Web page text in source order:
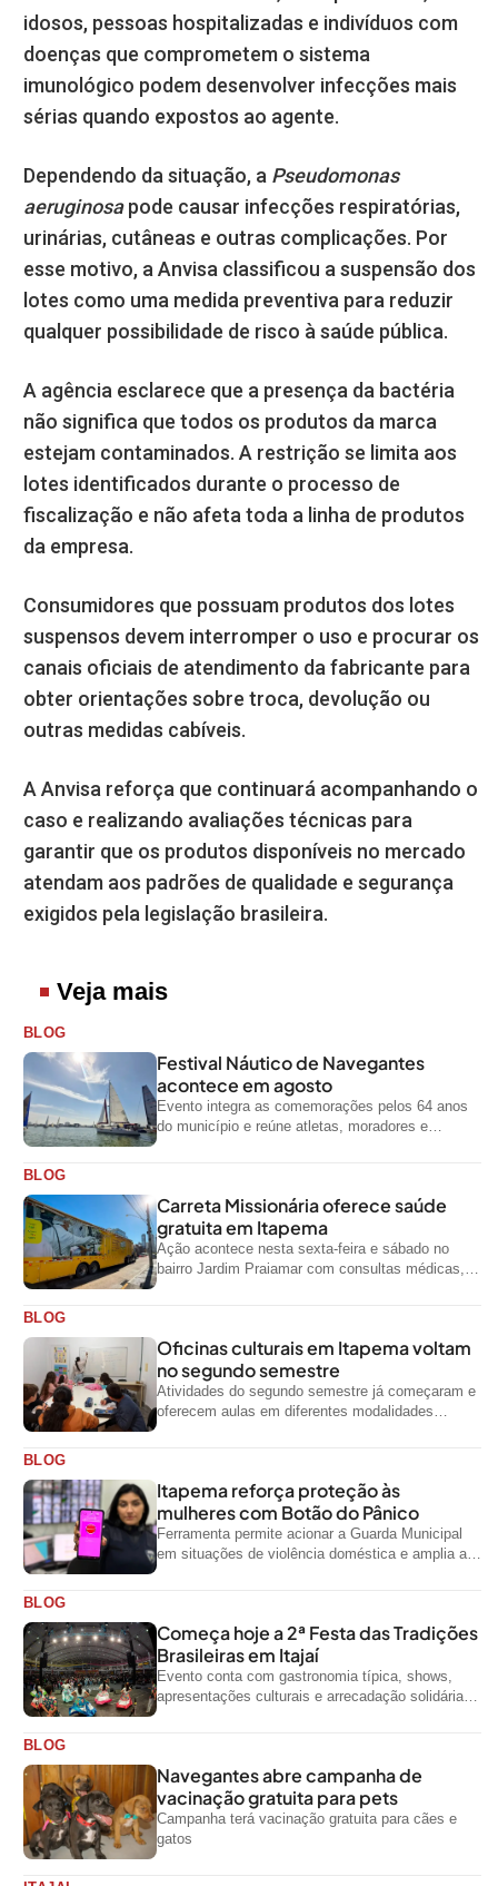
idosos, pessoas hospitalizadas e indivíduos com
doenças que comprometem o sistema
imunológico podem desenvolver infecções mais
sérias quando expostos ao agente.
Dependendo da situação, a Pseudomonas
aeruginosapode causar infecções respiratórias,
urinárias, cutâneas e outras complicações. Por
esse motivo, a Anvisa classificou a suspensão dos
lotes como uma medida preventiva para reduzir
qualquer possibilidade de risco à saúde pública.
A agência esclarece que a presença da bactéria
não significa que todos os produtos da marca
estejam contaminados. A restrição se limita aos
lotes identificados durante o processo de
fiscalização e não afeta toda a linha de produtos
da empresa.
Consumidores que possuam produtos dos lotes
suspensos devem interromper o uso e procurar os
canais oficiais de atendimento da fabricante para
obter orientações sobre troca, devolução ou
outras medidas cabíveis.
A Anvisa reforça que continuará acompanhando o
caso e realizando avaliações técnicas para
garantir que os produtos disponíveis no mercado
atendam aos padrões de qualidade e segurança
exigidos pela legislação brasileira.
Veja mais
BLOG
Festival Náutico de Navegantes
acontece em agosto
Evento integra as comemorações pelos 64 anos
do município e reúne atletas, moradores e
BLOG
Carreta Missionária oferece saúde
gratuita em Itapema
Ação acontece nesta sexta-feira e sábado no
bairro Jardim Praiamar com consultas médicas,
BLOG
Oficinas culturais em Itapema voltam
no segundo semestre
Atividades do segundo semestre já começaram e
oferecem aulas em diferentes modalidades
BLOG
Itapema reforça proteção às
mulheres com Botão do Pânico
Ferramenta permite acionar a Guarda Municipal
em situações de violência doméstica e amplia a
BLOG
Começa hoje a 2ª Festa das Tradições
Brasileiras em Itajaí
Evento conta com gastronomia típica, shows,
apresentações culturais e arrecadação solidária
BLOG
Navegantes abre campanha de
vacinação gratuita para pets
Campanha terá vacinação gratuita para cães e
gatos